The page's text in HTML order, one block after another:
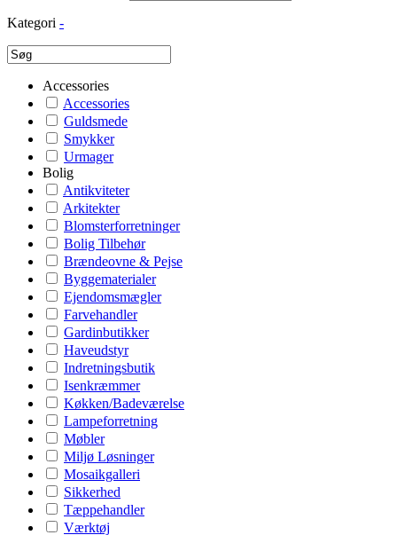
Kategori -
Accessories
Accessories
Guldsmede
Smykker
Urmager
Bolig
Antikviteter
Arkitekter
Blomsterforretninger
Bolig Tilbehør
Brændeovne & Pejse
Byggematerialer
Ejendomsmægler
Farvehandler
Gardinbutikker
Haveudstyr
Indretningsbutik
Isenkræmmer
Køkken/Badeværelse
Lampeforretning
Møbler
Miljø Løsninger
Mosaikgalleri
Sikkerhed
Tæppehandler
Værktøj